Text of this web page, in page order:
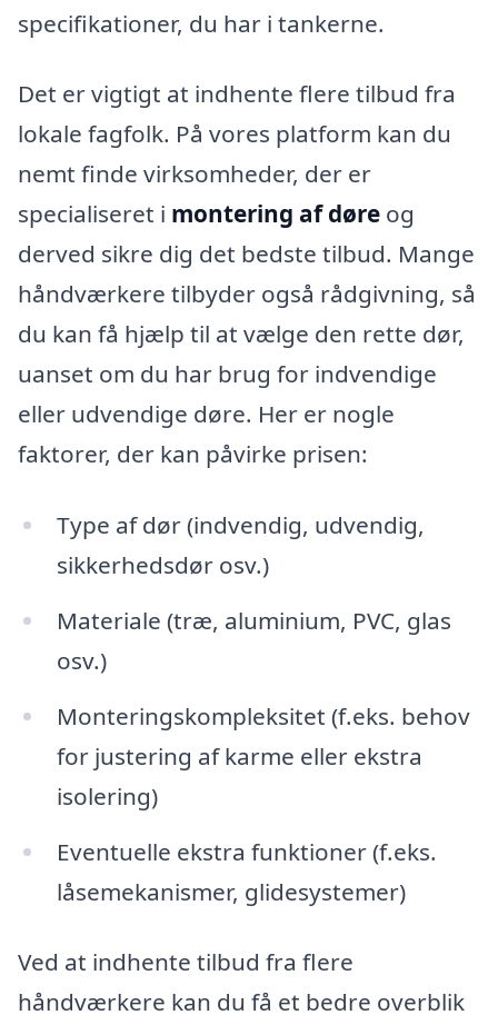
specifikationer, du har i tankerne.
Det er vigtigt at indhente flere tilbud fra
lokale fagfolk. På vores platform kan du
nemt finde virksomheder, der er
specialiseret i montering af døre og
derved sikre dig det bedste tilbud. Mange
håndværkere tilbyder også rådgivning, så
du kan få hjælp til at vælge den rette dør,
uanset om du har brug for indvendige
eller udvendige døre. Her er nogle
faktorer, der kan påvirke prisen:
Type af dør (indvendig, udvendig,
sikkerhedsdør osv.)
Materiale (træ, aluminium, PVC, glas
osv.)
Monteringskompleksitet (f.eks. behov
for justering af karme eller ekstra
isolering)
Eventuelle ekstra funktioner (f.eks.
låsemekanismer, glidesystemer)
Ved at indhente tilbud fra flere
håndværkere kan du få et bedre overblik